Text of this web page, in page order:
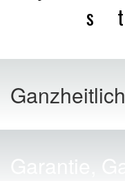
s
t
Garantie,